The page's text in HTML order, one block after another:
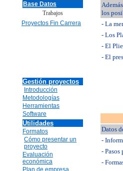
Base Datos
Trabajos
Proyectos Fin Carrera
Gestión proyectos
Introducción
Metodologías
Herramientas
Software
Utilidades
Formatos
Cómo presentar un
proyecto
Evaluación
económica
Plan de empresa
los
- La
- Los
- El
- El
Datos
-
- Pasos
-